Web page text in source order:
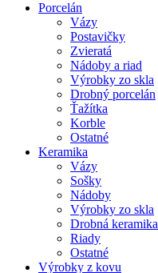
Porcelán
Vázy
Postavičky
Zvieratá
Nádoby a riad
Výrobky zo skla
Drobný porcelán
Ťažítka
Korble
Ostatné
Keramika
Vázy
Sošky
Nádoby
Výrobky zo skla
Drobná keramika
Riady
Ostatné
Výrobky z kovu